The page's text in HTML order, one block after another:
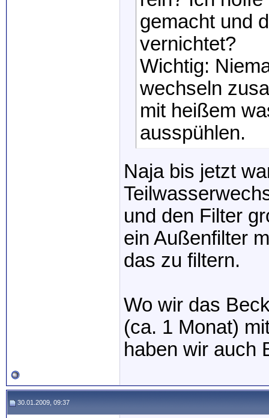
gemacht und
vernichtet?
Wichtig:
wechseln
mit heißem
ausspühlen.
Naja bis jetzt
und den Filter
ein Außenfilter
das zu filtern.
Wo wir das
(ca. 1 Monat)
haben wir auch
30.01.2009, 09:37